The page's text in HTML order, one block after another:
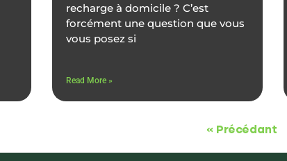
recharge à domicile ? C’est
forcément une question que vous
vous posez si
Read More »
« Précédant